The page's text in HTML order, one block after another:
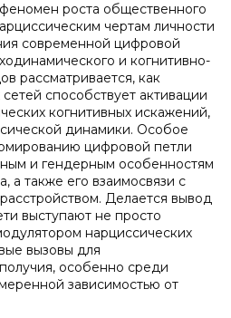
роста общественного
чертам личности
современной цифровой
и когнитивно-
рассматривается, как
способствует активации
когнитивных искажений,
динамики. Особое
цифровой петли
и гендерным особенностям
а также его взаимосвязи с
Делается вывод
выступают не просто
нарциссических
вызовы для
особенно среди
зависимостью от